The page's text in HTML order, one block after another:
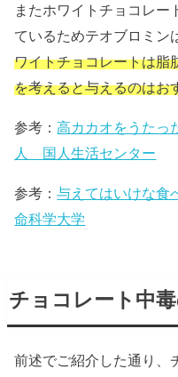
またホワイトチョコレー
ているためテオブロミン
ワイトチョコレートは脂
を考えると与えるのはお
参考：高カカオをうたっ
人 国人生活センター
参考：与えてはいけな食
命科学大学
チョコレート中
前述でご紹介した通り、